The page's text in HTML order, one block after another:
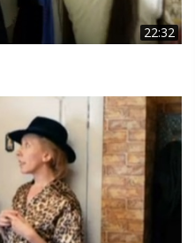
22:32